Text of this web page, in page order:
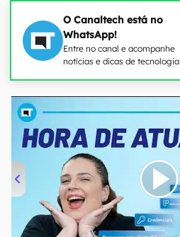
O Canaltech está no
WhatsApp!
Entre no canal e acompanhe
notícias e dicas de tecnologia